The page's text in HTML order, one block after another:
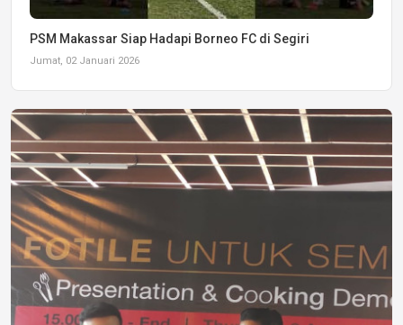
PSM Makassar Siap Hadapi Borneo FC di Segiri
Jumat, 02 Januari 2026